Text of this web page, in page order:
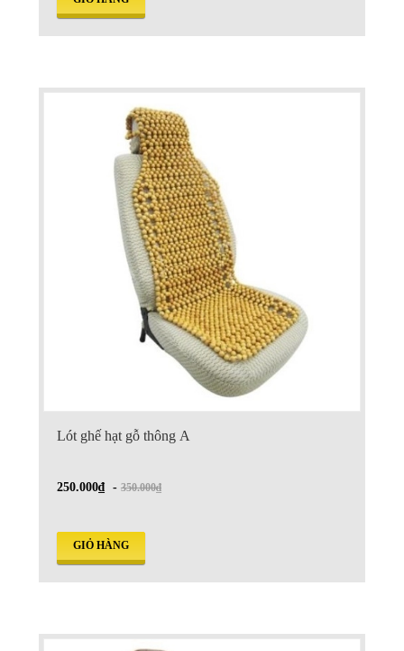
Lót ghế hạt gỗ thông A
250.000₫ - 350.000₫
GIỎ HÀNG